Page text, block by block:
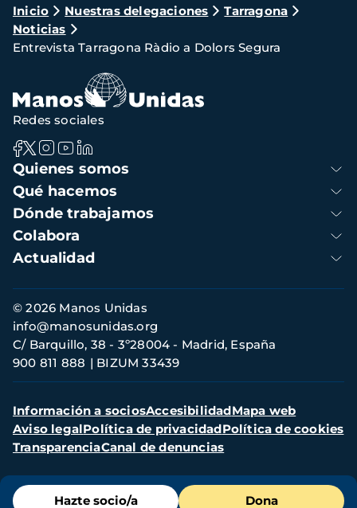
Ruta
de
navegación
Inicio Nuestras delegaciones
Tarragona
Noticias
Entrevista Tarragona Ràdio a Dolors Segura
Menú
Hazte socio/a Dona
Navegación
principal
Quienes somos
Qué hacemos
Dónde trabajamos
Colabora
Actualidad
Redes sociales
Información
de
contacto
© 2026 Manos Unidas
C/ Barquillo, 38 - 3º28004 - Madrid, España
900 811 888
BIZUM 33439
info@manosunidas.org
Menú
secundario
Información a sociosAccesibilidadMapa web
Aviso legalPolítica de privacidadPolítica de cookies
TransparenciaCanal de denuncias